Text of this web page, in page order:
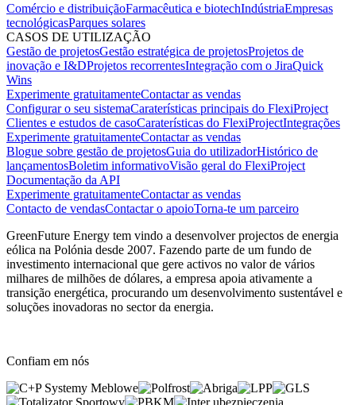
Comércio e distribuiçãoFarmacêutica e biotechIndústriaEmpresas
tecnológicasParques solares
CASOS DE UTILIZAÇÃO
Gestão de projetosGestão estratégica de projetosProjetos de
inovação e I&DProjetos recorrentesIntegração com o JiraQuick
Wins
Experimente gratuitamenteContactar as vendas
Configurar o seu sistemaCaraterísticas principais do FlexiProject
Clientes e estudos de casoCaraterísticas do FlexiProjectIntegrações
Experimente gratuitamenteContactar as vendas
Blogue sobre gestão de projetosGuia do utilizadorHistórico de
lançamentosBoletim informativoVisão geral do FlexiProject
Documentação da API
Experimente gratuitamenteContactar as vendas
Contacto de vendasContactar o apoioTorna-te um parceiro
GreenFuture Energy tem vindo a desenvolver projectos de energia
eólica na Polónia desde 2007. Fazendo parte de um fundo de
investimento internacional que gere activos no valor de vários
milhares de milhões de dólares, a empresa apoia ativamente a
transição energética, procurando um desenvolvimento sustentável e
soluções inovadoras no sector da energia.
Confiam em nós